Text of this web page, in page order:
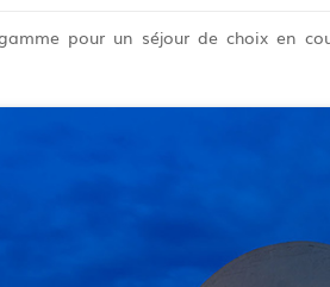
pour un séjour de choix en